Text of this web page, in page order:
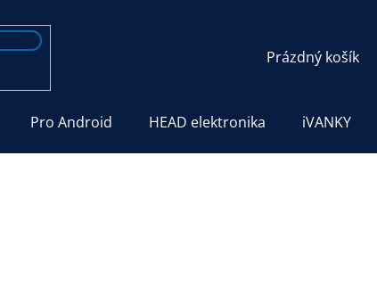
NÁKUPNÍ
Prázdný košík
Pro Android HEAD elektronika iVANKY